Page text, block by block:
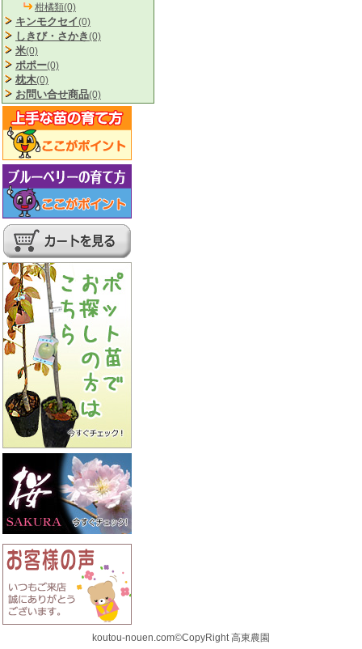
柑橘類(0)
キンモクセイ(0)
しきび・さかき(0)
米(0)
ポポー(0)
枕木(0)
お問い合せ商品(0)
koutou-nouen.com©CopyRight 高東農園